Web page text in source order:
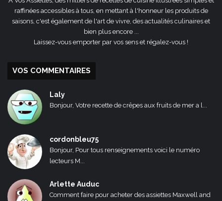
raffinées accessibles à tous, en mettant à l'honneur les produits de
saisons, c'est également de l'art de vivre, des actualités culinaires et
bien plus encore ...
Laissez-vous emporter par vos sens et régalez-vous !
VOS COMMENTAIRES
Laly
Bonjour, Votre recette de crêpes aux fruits de mer a l...
cordonbleu75
Bonjour, Pour tous renseignements voici le numéro
lecteurs M...
Arlette Auduc
Comment faire pour acheter des assiettes Maxwell and